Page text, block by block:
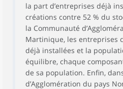
la part d’entreprises déjà
créations contre 52 % du
la Communauté
Martinique, les entreprises
déjà installées et la
équilibre, chaque
de sa population. Enfin,
d’Agglomération du pays